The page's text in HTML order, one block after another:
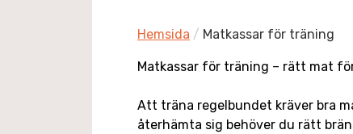
Hemsida / Matkassar för träning
Matkassar för träning – rätt mat
Att träna regelbundet kräver bra
återhämta sig behöver du rätt